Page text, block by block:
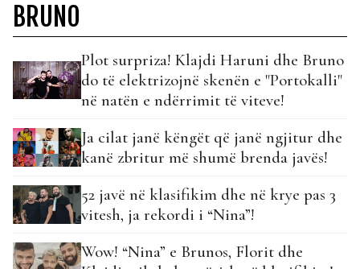
BRUNO
Plot surpriza! Klajdi Haruni dhe Bruno
do të elektrizojnë skenën e "Portokalli"
në natën e ndërrimit të viteve!
Ja cilat janë këngët që janë ngjitur dhe
kanë zbritur më shumë brenda javës!
52 javë në klasifikim dhe në krye pas 3
vitesh, ja rekordi i “Nina”!
Wow! “Nina” e Brunos, Florit dhe